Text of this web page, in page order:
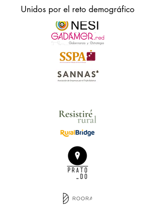
Unidos por el reto demográfico